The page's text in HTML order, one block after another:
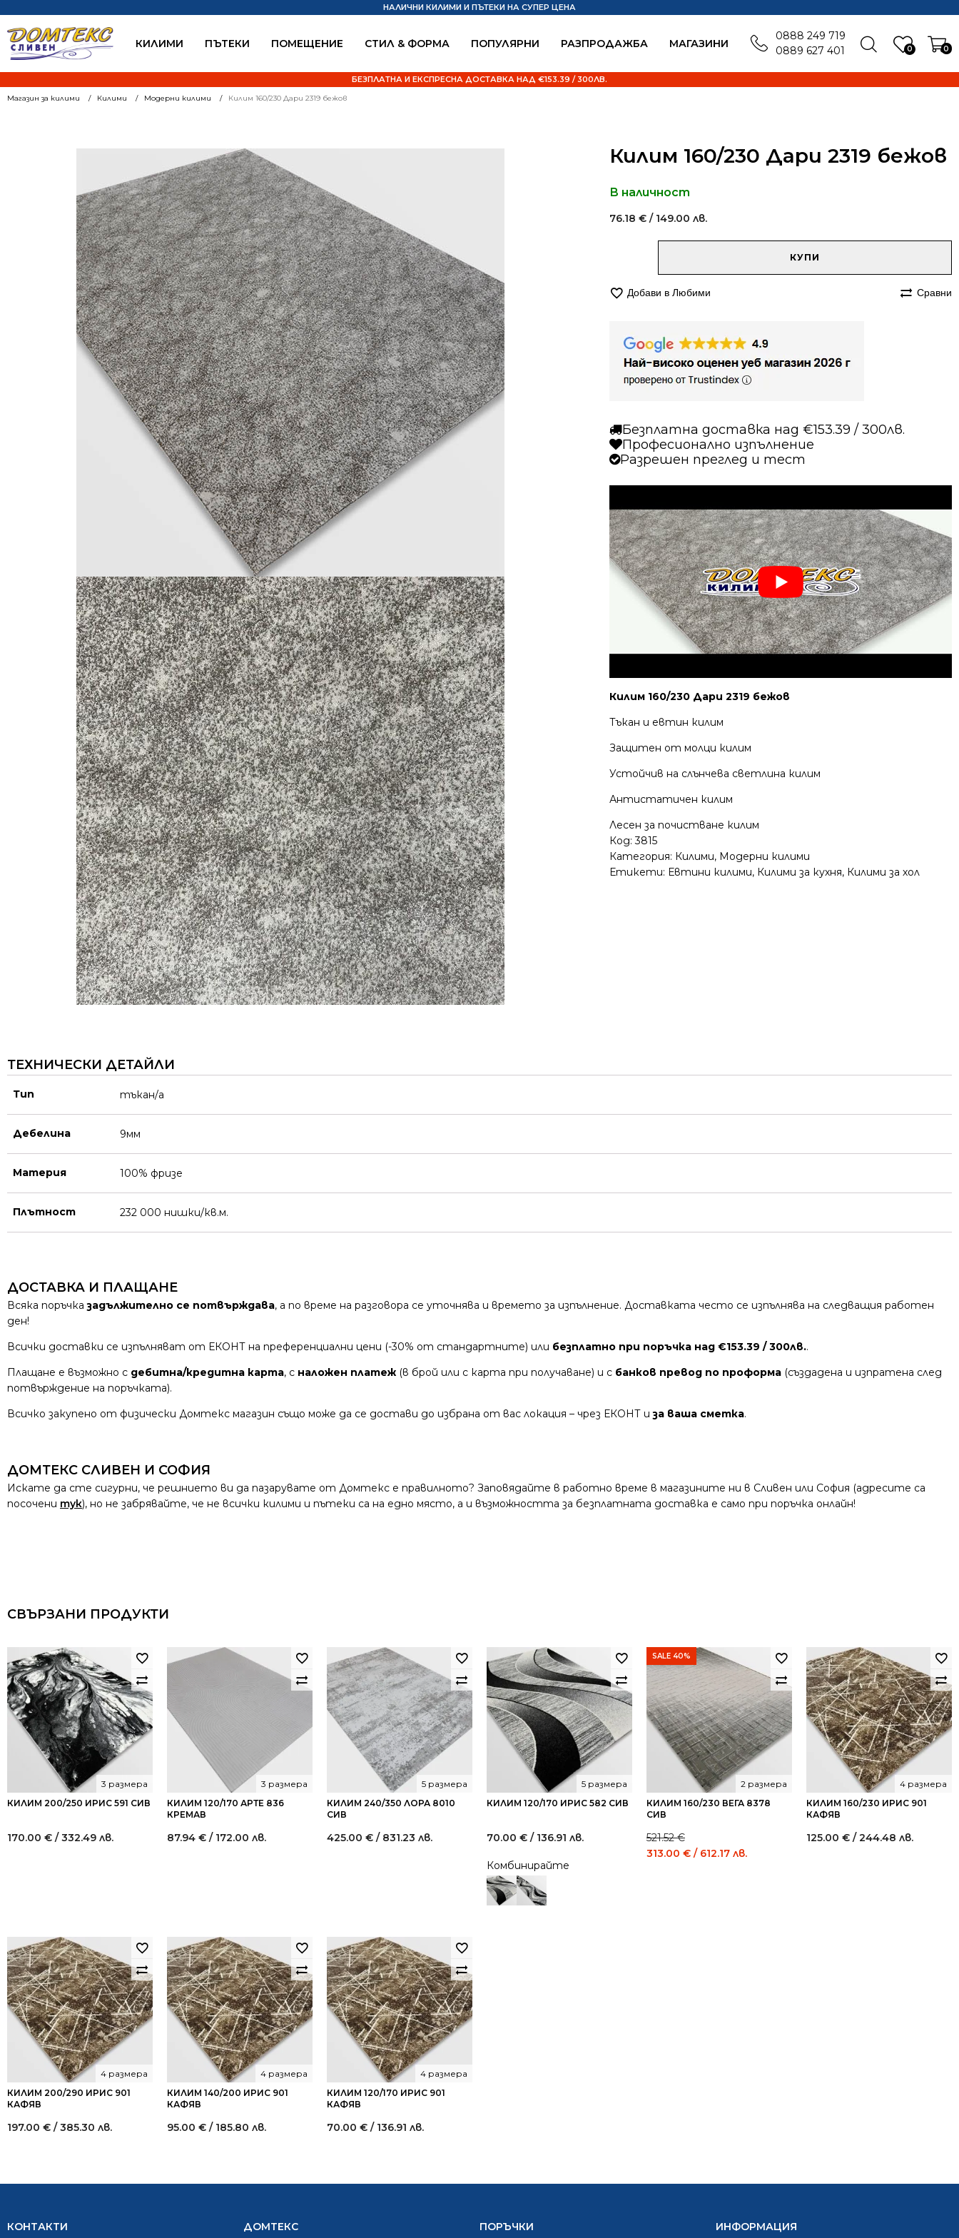
КИЛИМИ ПЪТЕКИ ПОМЕЩЕНИЕ СТИЛ & ФОРМА ПОПУЛЯРНИ РАЗПРОДАЖБА MАГАЗИНИ 0 0
НАЛИЧНИ КИЛИМИ И ПЪТЕКИ НА СУПЕР ЦЕНА
БЕЗПЛАТНА И ЕКСПРЕСНА ДОСТАВКА НАД €153.39 / 300ЛВ.
0888 249 719
0889 627 401
Магазин за килими Килими Модерни килими Килим 160/230 Дари 2319 бежов
Килим 160/230 Дари 2319 бежов
В наличност
76.18€ / 149.00 лв.
160/230
бежов
КУПИ
Добави в Любими Сравни
Безплатна доставка над €153.39 / 300лв.
Професионално изпълнение
Разрешен преглед и тест
Килим 160/230 Дари 2319 бежов
Тъкан и евтин килим
Защитен от молци килим
Устойчив на слънчева светлина килим
Антистатичен килим
Лесен за почистване килим
Код:3815
Категория: Килими, Модерни килими
Етикети: Евтини килими, Килими за кухня, Килими за хол
ТЕХНИЧЕСКИ ДЕТАЙЛИ
Тип тъкан/а
Дебелина 9мм
Материя 100% фризе
Плътност 232 000 нишки/кв.м.
ДОСТАВКА И ПЛАЩАНЕ
Всяка поръчказадължително се потвърждава, а по време на разговора се уточнява и времето за изпълнение. Доставката често се изпълнява на следващия работен
ден!
Всички доставки се изпълняват от ЕКОНТ на преференциални цени (-30% от стандартните) или безплатно при поръчка над €153.39 / 300лв..
Плащане е възможно с дебитна/кредитна карта, с наложен платеж (в брой или с карта при получаване) и с банков превод по проформа (създадена и изпратена след
потвърждение на поръчката).
Всичко закупено от физически Домтекс магазин също може да се достави до избрана от вас локация – чрез ЕКОНТ иза ваша сметка.
ДОМТЕКС СЛИВЕН И СОФИЯ
Искате да сте сигурни, че решнието ви да пазарувате от Домтекс е правилното? Заповядайте в работно време в магазините ни в Сливен или София (адресите са
посочени тук), но не забрявайте, че не всички килими и пътеки са на едно място, а и възможността за безплатната доставка е само при поръчка онлайн!
СВЪРЗАНИ ПРОДУКТИ
КИЛИМ 200/250 ИРИС 591 СИВ
3 размера
170.00 € / 332.49 лв.
КИЛИМ 120/170 АРТЕ 836
КРЕМАВ
3 размера
87.94 € / 172.00 лв.
КИЛИМ 240/350 ЛОРА 8010
СИВ
5 размера
425.00 € / 831.23 лв.
КИЛИМ 120/170 ИРИС 582 СИВ
5 размера
70.00 € / 136.91 лв.
Комбинирайте
SALE 40%
КИЛИМ 160/230 ВЕГА 8378
СИВ
2 размера
521.52€
Original
313.00 € / 612.17 лв.
КИЛИМ 160/230 ИРИС 901
КАФЯВ
4 размера
125.00 € / 244.48 лв.
КИЛИМ 200/290 ИРИС 901
КАФЯВ
4 размера
197.00 € / 385.30 лв.
КИЛИМ 140/200 ИРИС 901
КАФЯВ
4 размера
95.00 € / 185.80 лв.
КИЛИМ 120/170 ИРИС 901
КАФЯВ
4 размера
70.00 € / 136.91 лв.
КОНТАКТИ ДОМТЕКС ПОРЪЧКИ ИНФОРМАЦИЯ